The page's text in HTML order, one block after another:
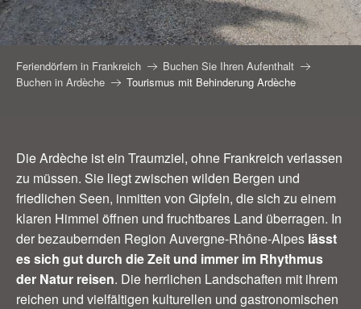
Feriendörfern in Frankreich
Buchen Sie Ihren Aufenthalt
Buchen in Ardèche
Tourismus mit Behinderung Ardèche
Die Ardèche ist ein Traumziel, ohne Frankreich verlassen
zu müssen. Sie liegt zwischen wilden Bergen und
friedlichen Seen, inmitten von Gipfeln, die sich zu einem
klaren Himmel öffnen und fruchtbares Land überragen. In
der bezaubernden Region Auvergne-Rhône-Alpes lässt
es sich gut durch die Zeit und immer im Rhythmus
der Natur reisen. Die herrlichen Landschaften mit ihrem
reichen und vielfältigen kulturellen und gastronomischen